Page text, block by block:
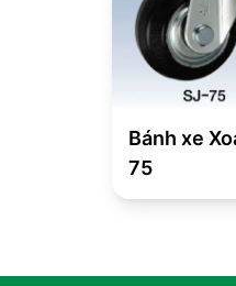
Bánh xe
75